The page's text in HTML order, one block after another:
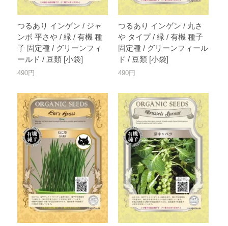
つるあり インゲン / ジャ
ンボ 平さや / 緑 / 有機 種
子 固定種 / グリーンフィ
ールド / 豆類 [小袋]
490円
つるあり インゲン / 丸さ
や タイプ / 緑 / 有機 種子
固定種 / グリーンフィール
ド / 豆類 [小袋]
490円